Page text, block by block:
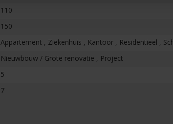
110
150
Appartement , Ziekenhuis , Kantoor , Residentieel ,
Nieuwbouw / Grote renovatie , Project
5
7